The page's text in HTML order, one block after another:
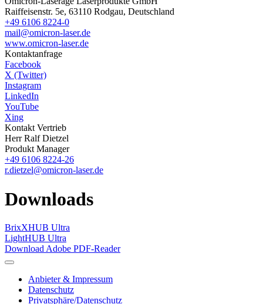
Raiffeisenstr. 5e, 63110 Rodgau, Deutschland
+49 6106 8224-0
mail@omicron-laser.de
www.omicron-laser.de
Kontaktanfrage
Facebook
X (Twitter)
Instagram
LinkedIn
YouTube
Xing
Kontakt Vertrieb
Herr Ralf Dietzel
Produkt Manager
+49 6106 8224-26
r.dietzel@omicron-laser.de
Downloads
BrixXHUB Ultra
LightHUB Ultra
Download Adobe PDF-Reader
Anbieter & Impressum
Datenschutz
Privatsphäre/Datenschutz